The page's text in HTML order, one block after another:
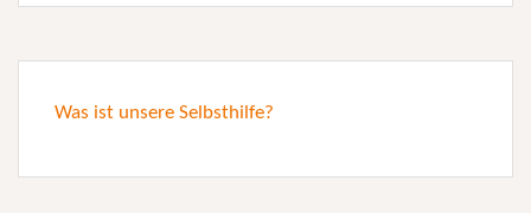
Was ist unsere Selbsthilfe?